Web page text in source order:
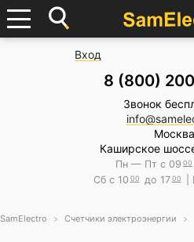
Вход
8 (800)
Звонок
Каширское
Пн — Пт с 09 00
Сб с 10 00 до 17 00 |
SamElectro Счетчики электроэнергии